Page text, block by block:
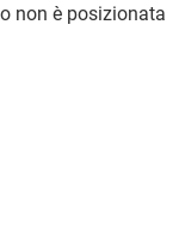
non è posizionata